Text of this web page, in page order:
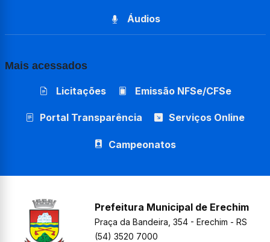
Áudios
Mais acessados
Licitações Emissão NFSe/CFSe
Portal Transparência Serviços Online
Campeonatos
Prefeitura Municipal de Erechim
Praça da Bandeira, 354 - Erechim - RS
(54) 3520 7000